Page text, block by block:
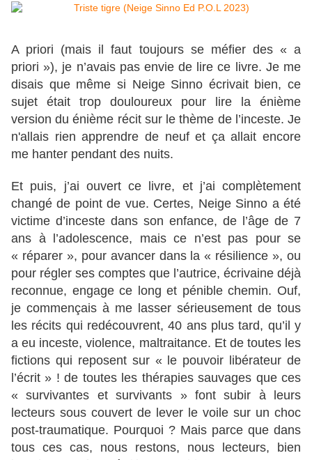
A priori (mais il faut toujours se méfier des « a
priori »), je n’avais pas envie de lire ce livre. Je me
disais que même si Neige Sinno écrivait bien, ce
sujet était trop douloureux pour lire la énième
version du énième récit sur le thème de l’inceste. Je
n'allais rien apprendre de neuf et ça allait encore
me hanter pendant des nuits.
Et puis, j’ai ouvert ce livre, et j’ai complètement
changé de point de vue. Certes, Neige Sinno a été
victime d’inceste dans son enfance, de l’âge de 7
ans à l’adolescence, mais ce n’est pas pour se
« réparer », pour avancer dans la « résilience », ou
pour régler ses comptes que l’autrice, écrivaine déjà
reconnue, engage ce long et pénible chemin. Ouf,
je commençais à me lasser sérieusement de tous
les récits qui redécouvrent, 40 ans plus tard, qu’il y
a eu inceste, violence, maltraitance. Et de toutes les
fictions qui reposent sur « le pouvoir libérateur de
l’écrit » ! de toutes les thérapies sauvages que ces
« survivantes et survivants » font subir à leurs
lecteurs sous couvert de lever le voile sur un choc
post-traumatique. Pourquoi ? Mais parce que dans
tous ces cas, nous restons, nous lecteurs, bien